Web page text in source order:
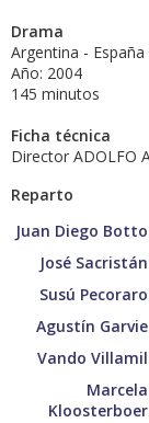
Drama
Argentina - España
Año: 2004
145 minutos
Ficha técnica
Director ADOLFO
Reparto
Juan Diego Botto
José Sacristán
Susú Pecoraro
Agustín Garvie
Vando Villamil
Marcela
Kloosterboer